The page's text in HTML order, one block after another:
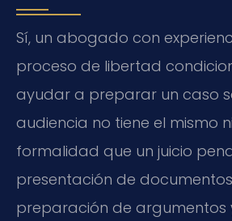
Sí, un abogado con
proceso de libertad
ayudar a preparar un caso
audiencia no tiene el mismo
formalidad que un juicio
presentación de
preparación de